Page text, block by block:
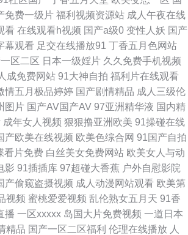
月天激情 久久东京热视频久久 影音先锋AV草莓 五月
婷社区 午夜色婷婷网 亚洲三级网站网址 91乏力操妹
视频 影音先锋91AV 91com视频 另类激情第一页 91
看A片 日韩三极 午夜在线色天堂 午夜成人手机在线
91人人操人人妻 51伪娘黑料网 91在线小视频网址
香花宗合 成人综合色区 东方AV正在进入 东方四虎
站 91性生活小视频 97色色狼友 91影片 成人在线观
青操aV 色色97爱 后入丰满少妇 黄射网站 免费视频
免费一级片 福利视频资源站 成人午夜在线
看 在线观看h视频 国产a级0 变性人妖 国产
幕观看 足交在线播放91 丁香五月色网站
区二区 日本一级婬片 久久免费手机视频
成免费网站 91大神自拍 福利片在线观看
情五月极品婷婷 国产剧情精品 成人三级伦
图片 国产AV国产AV 97亚洲精华液 国内精
成年女人视频 狠狠撸亚洲欧美 91操碰在线
产欧美在线视频 欧美色综合网 91国产自拍
看片免费 白丝美女免费网站 欧美女人与动
影 91插插库 97超碰大香蕉 户外自慰影院
产偷窥盗摄视频 成人动漫网站观看 欧美第
视频 蜜桃爱爱视频 乱伦熟女五月天 91香
播 一区xxxxx 岛国大片免费视频 一道日本
精品 国产一区二区福利 伦理在线播放 人